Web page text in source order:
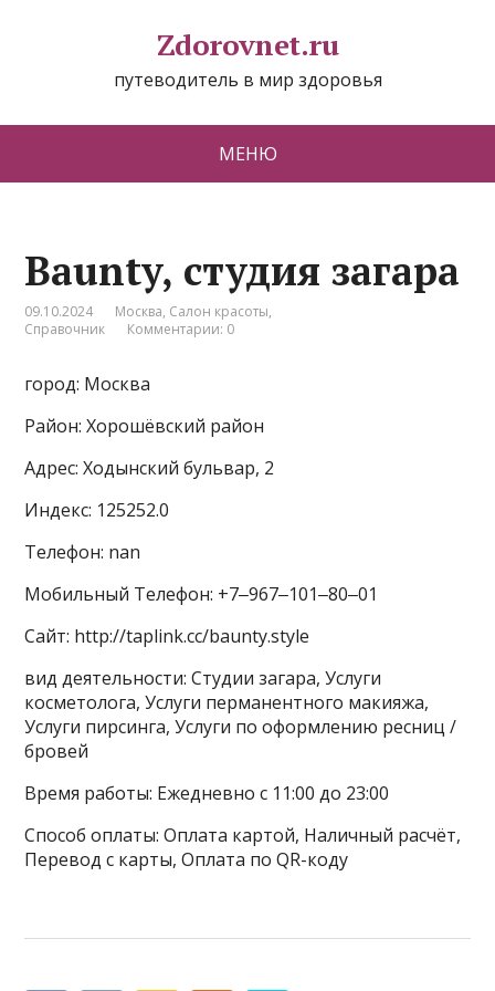
Zdorovnet.ru
путеводитель в мир здоровья
МЕНЮ
Baunty, студия загара
09.10.2024 Москва, Салон красоты,
Справочник
Комментарии: 0
город: Москва
Район: Хорошёвский район
Адрес: Ходынский бульвар, 2
Индекс: 125252.0
Телефон: nan
Мобильный Телефон: +7‒967‒101‒80‒01
Сайт: http://taplink.cc/baunty.style
вид деятельности: Студии загара, Услуги
косметолога, Услуги перманентного макияжа,
Услуги пирсинга, Услуги по оформлению ресниц /
бровей
Время работы: Ежедневно с 11:00 до 23:00
Способ оплаты: Оплата картой, Наличный расчёт,
Перевод с карты, Оплата по QR-коду